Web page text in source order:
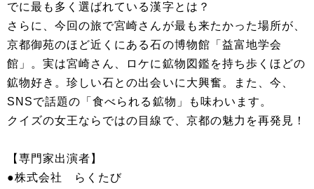
でに最も多く選ばれている漢字とは？
さらに、今回の旅で宮崎さんが最も来たかった場所が、
京都御苑のほど近くにある石の博物館「益富地学会
館」。実は宮崎さん、ロケに鉱物図鑑を持ち歩くほどの
鉱物好き。珍しい石との出会いに大興奮。また、今、
SNSで話題の「食べられる鉱物」も味わいます。
クイズの女王ならではの目線で、京都の魅力を再発見！
【専門家出演者】
●株式会社 らくたび